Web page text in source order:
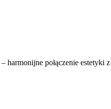
połączenie estetyki